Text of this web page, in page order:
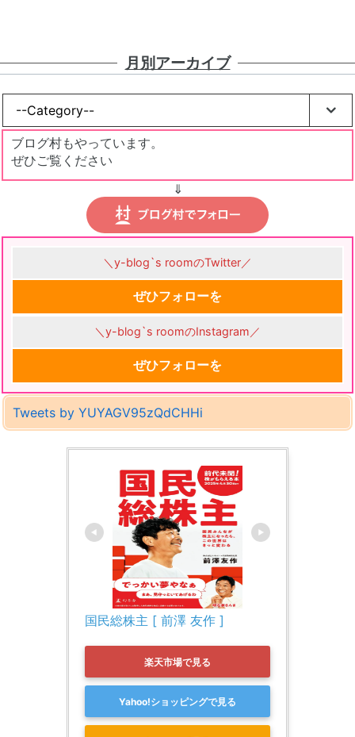
月別アーカイブ
ブログ村もやっています。
ぜひご覧ください
⇓
＼y-blog`s roomのTwitter／
ぜひフォローを
＼y-blog`s roomのInstagram／
ぜひフォローを
Tweets by YUYAGV95zQdCHHi
国民総株主 [ 前澤 友作 ]
楽天市場で見る
Yahoo!ショッピングで見る